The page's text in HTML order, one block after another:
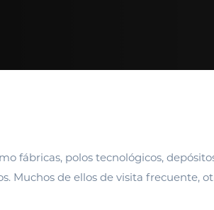
fábricas, polos tecnológicos,
Muchos de ellos de visita frecuente,